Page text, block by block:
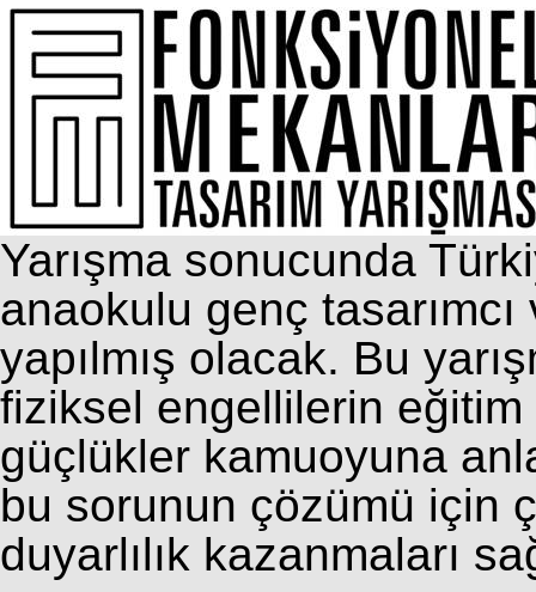
Yarışma sonucunda
anaokulu genç
yapılmış olacak. Bu
fiziksel engellilerin eğitim
güçlükler kamuoyuna
bu sorunun çözümü için
duyarlılık kazanmaları